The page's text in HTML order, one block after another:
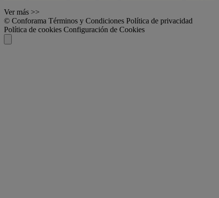
Ver más >>
© Conforama Términos y Condiciones Política de privacidad
Política de cookies Configuración de Cookies